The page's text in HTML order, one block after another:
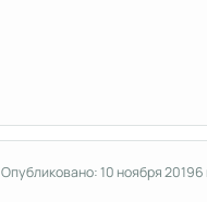
Опубликовано:10 ноября 20196